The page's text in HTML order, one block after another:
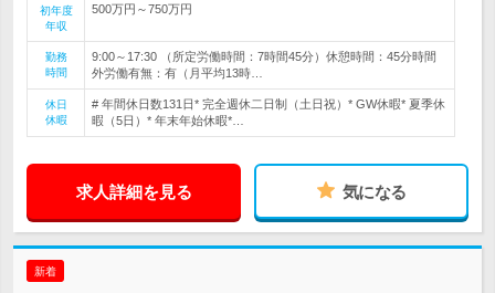
初年度
年収
500万円～750万円
勤務
時間
9:00～17:30 （所定労働時間：7時間45分）休憩時間：45分時間
外労働有無：有（月平均13時…
休日
休暇
# 年間休日数131日* 完全週休二日制（土日祝）* GW休暇* 夏季休
暇（5日）* 年末年始休暇*…
求人詳細を見る 気になる
新着